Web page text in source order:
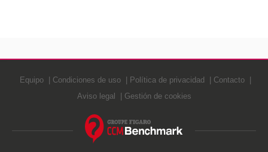
Equipo Condiciones de uso Política de privacidad
Contacto
Aviso legal
Gestión de cookies